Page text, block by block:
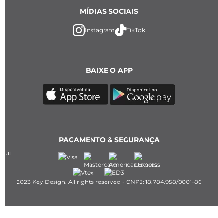
BAIXE O APP
MÍDIAS SOCIAIS
Instagram TikTok
PAGAMENTO & SEGURANÇA
2023 Key Design. All rights reserved - CNPJ: 18.784.958/0001-86